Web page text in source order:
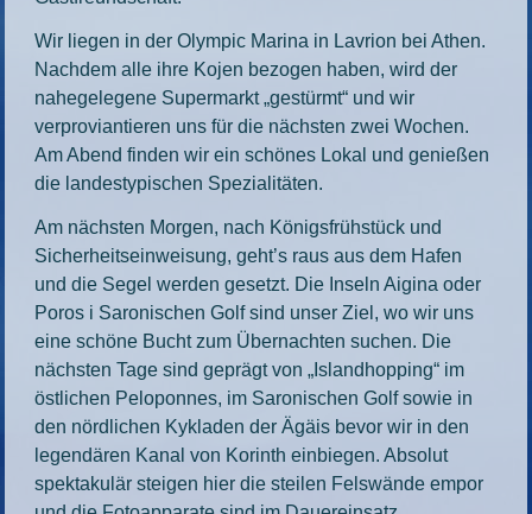
Wir liegen in der Olympic Marina in Lavrion bei Athen.
Nachdem alle ihre Kojen bezogen haben, wird der
nahegelegene Supermarkt „gestürmt“ und wir
verproviantieren uns für die nächsten zwei Wochen.
Am Abend finden wir ein schönes Lokal und genießen
die landestypischen Spezialitäten.
Am nächsten Morgen, nach Königsfrühstück und
Sicherheitseinweisung, geht’s raus aus dem Hafen
und die Segel werden gesetzt. Die Inseln Aigina oder
Poros i Saronischen Golf sind unser Ziel, wo wir uns
eine schöne Bucht zum Übernachten suchen. Die
nächsten Tage sind geprägt von „Islandhopping“ im
östlichen Peloponnes, im Saronischen Golf sowie in
den nördlichen Kykladen der Ägäis bevor wir in den
legendären Kanal von Korinth einbiegen. Absolut
spektakulär steigen hier die steilen Felswände empor